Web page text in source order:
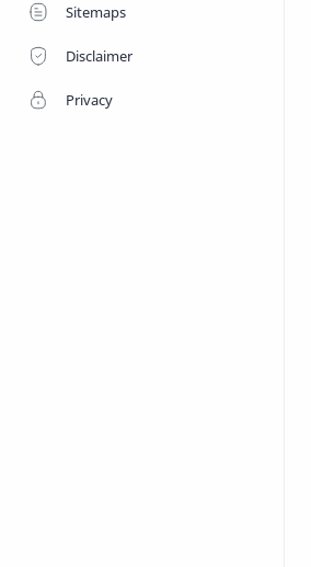
Sitemaps
Disclaimer
Privacy